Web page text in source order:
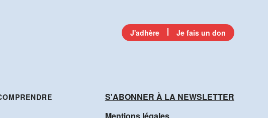
J'adhère Je fais un don
S'ABONNER À LA NEWSLETTER